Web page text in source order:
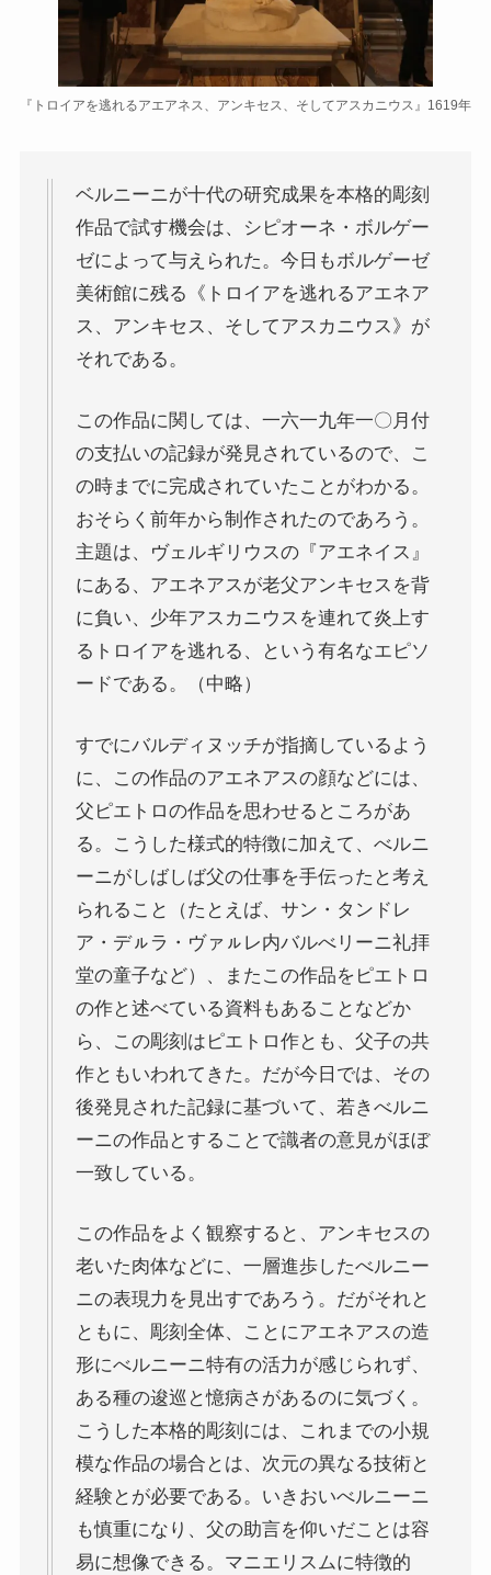
『トロイアを逃れるアエアネス、アンキセス、そしてアスカニウス』1619年
ベルニーニが十代の研究成果を本格的彫刻
作品で試す機会は、シピオーネ・ボルゲー
ゼによって与えられた。今日もボルゲーゼ
美術館に残る《トロイアを逃れるアエネア
ス、アンキセス、そしてアスカニウス》が
それである。
この作品に関しては、一六一九年一〇月付
の支払いの記録が発見されているので、こ
の時までに完成されていたことがわかる。
おそらく前年から制作されたのであろう。
主題は、ヴェルギリウスの『アエネイス』
にある、アエネアスが老父アンキセスを背
に負い、少年アスカニウスを連れて炎上す
るトロイアを逃れる、という有名なエピソ
ードである。（中略）
すでにバルディヌッチが指摘しているよう
に、この作品のアエネアスの顔などには、
父ピエトロの作品を思わせるところがあ
る。こうした様式的特徴に加えて、べルニ
ーニがしばしば父の仕事を手伝ったと考え
られること（たとえば、サン・タンドレ
ア・デㇽラ・ヴァㇽレ内バルべリーニ礼拝
堂の童子など）、またこの作品をピエトロ
の作と述べている資料もあることなどか
ら、この彫刻はピエトロ作とも、父子の共
作ともいわれてきた。だが今日では、その
後発見された記録に基づいて、若きべルニ
ーニの作品とすることで識者の意見がほぼ
一致している。
この作品をよく観察すると、アンキセスの
老いた肉体などに、一層進歩したべルニー
ニの表現力を見出すであろう。だがそれと
ともに、彫刻全体、ことにアエネアスの造
形にべルニーニ特有の活力が感じられず、
ある種の逡巡と憶病さがあるのに気づく。
こうした本格的彫刻には、これまでの小規
模な作品の場合とは、次元の異なる技術と
経験とが必要である。いきおいべルニーニ
も慎重になり、父の助言を仰いだことは容
易に想像できる。マニエリスムに特徴的